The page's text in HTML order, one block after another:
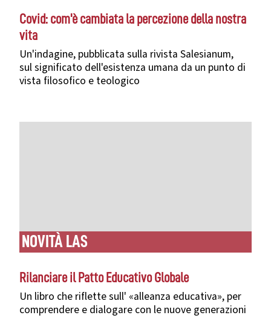
Covid: com'è cambiata la percezione della nostra
vita
Un'indagine, pubblicata sulla rivista Salesianum,
sulsignificato dell'esistenza umana da un punto di
vista filosofico e teologico
NOVITÀ LAS
Rilanciare il Patto Educativo Globale
Un libro che riflette sull' «alleanza educativa», per
comprendere e dialogare con le nuove generazioni